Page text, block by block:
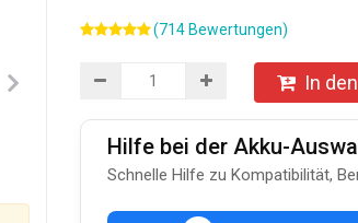
(714 Bewertungen)
In
Hilfe bei der Akku-
Schnelle Hilfe zu Kompatibilität,